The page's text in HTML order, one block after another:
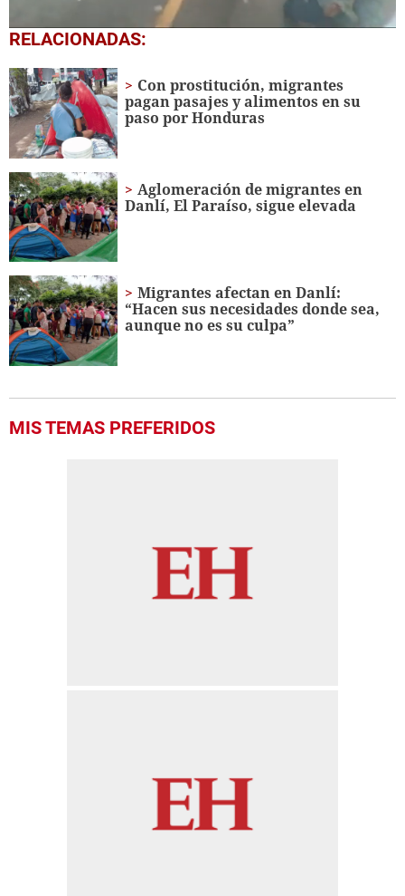
0
of
seconds
RELACIONADAS:
Con prostitución, migrantes
pagan pasajes y alimentos en su
paso por Honduras
Aglomeración de migrantes en
Danlí, El Paraíso, sigue elevada
Migrantes afectan en Danlí:
“Hacen sus necesidades donde sea,
aunque no es su culpa”
MIS TEMAS PREFERIDOS